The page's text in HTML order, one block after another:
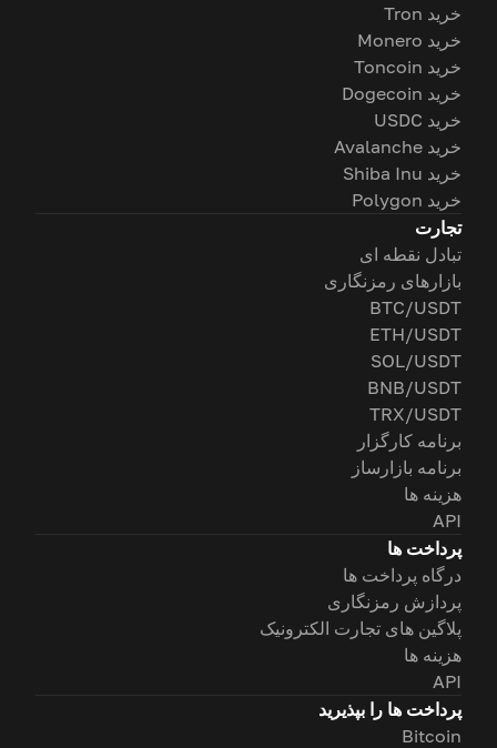
خرید Tron
خرید Monero
خرید Toncoin
خرید Dogecoin
خرید USDC
خرید Avalanche
خرید Shiba Inu
خرید Polygon
تجارت
تبادل نقطه ای
بازارهای رمزنگاری
BTC/USDT
ETH/USDT
SOL/USDT
BNB/USDT
TRX/USDT
برنامه کارگزار
برنامه بازارساز
هزینه ها
API
پرداخت ها
درگاه پرداخت ها
پردازش رمزنگاری
پلاگین های تجارت الکترونیک
هزینه ها
API
پرداخت ها را بپذیرید
Bitcoin